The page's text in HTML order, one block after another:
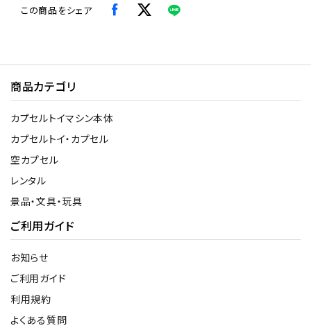
この商品をシェア
商品カテゴリ
カプセルトイマシン本体
カプセルトイ・カプセル
空カプセル
レンタル
景品・文具・玩具
ご利用ガイド
お知らせ
ご利用ガイド
利用規約
よくある質問